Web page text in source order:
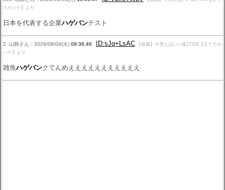
ろやハゲ】より
日本を代表する企業ハゲバンテスト
2 :山師さん：2026/08/04(火) 09:36:46 ID:sJq+LsAC
【急騰】今買えばいい株27318【立てろや
ハゲ】より
雑魚ハゲバンクてんめえええええええええええ